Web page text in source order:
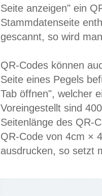
Seite anzeigen" ein
Stammdatenseite
gescannt, so wird
QR-Codes können
Seite eines Pegels
Tab öffnen", welcher
Voreingestellt sind
Seitenlänge des QR-
QR-Code von 4cm ×
ausdrucken, so setzt